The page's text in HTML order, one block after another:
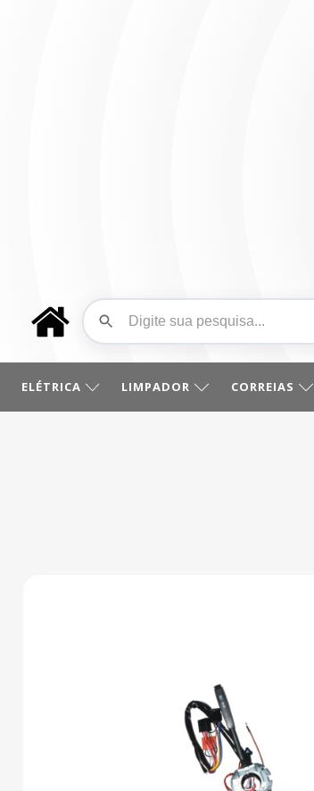
ELÉTRICA LIMPADOR CORREIAS